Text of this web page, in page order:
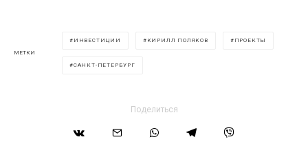
МЕТКИ
ИНВЕСТИЦИИ КИРИЛЛ ПОЛЯКОВ ПРОЕКТЫ
САНКТ-ПЕТЕРБУРГ
Поделиться